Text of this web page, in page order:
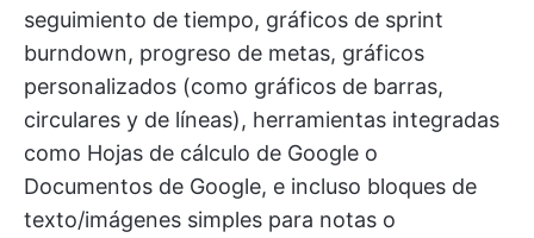
seguimiento de tiempo, gráficos de sprint
burndown, progreso de metas, gráficos
personalizados (como gráficos de barras,
circulares y de líneas), herramientas integradas
como Hojas de cálculo de Google o
Documentos de Google, e incluso bloques de
texto/imágenes simples para notas o